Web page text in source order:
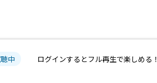
中 ログインするとフル再生で楽しめる！